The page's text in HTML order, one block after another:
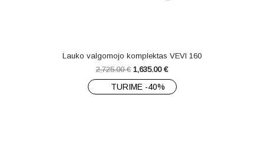
Lauko valgomojo komplektas VEVI 160
2,725.00€ 1,635.00 €
TURIME -40%